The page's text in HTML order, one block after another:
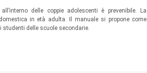
delle coppie adolescenti è prevenibile. La
in età adulta. Il manuale si propone come
studenti delle scuole secondarie.